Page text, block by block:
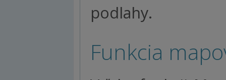
podlahy.
Funkcia